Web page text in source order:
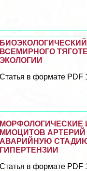
ВСЕМИРНОГО
ЭКОЛОГИИ
Статья в формате PDF
МОРФОЛОГИЧЕСКИЕ
МИОЦИТОВ АРТЕРИЙ
АВАРИЙНУЮ
ГИПЕРТЕНЗИИ
Статья в формате PDF